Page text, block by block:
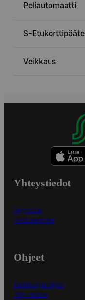
Peliautomaatti
S-Etukorttipääte
Veikkaus
Yhteystiedot
Myymälät
Asiakaspalvelu
Ohjeet
Ensitilaajan ohjeet
Näin maksat